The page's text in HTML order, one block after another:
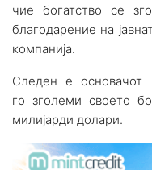
чие богатство се
благодарение на
компанија.
Следен е основачот
го зголеми своето
милијарди долари.